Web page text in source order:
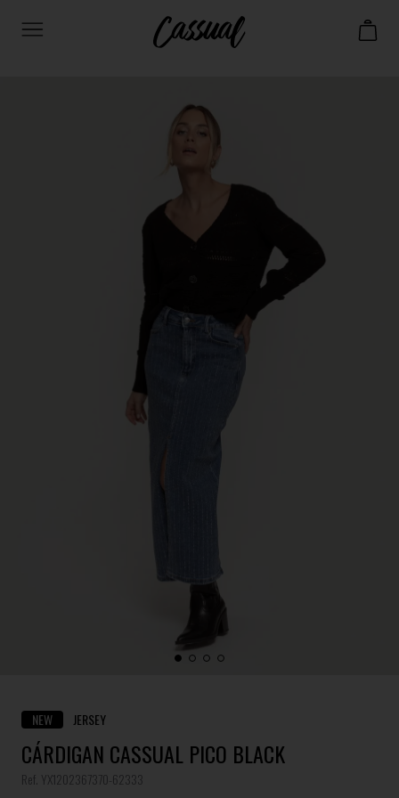
NEW JERSEY
CÁRDIGAN CASSUAL PICO BLACK
Ref. YX1202367370-62333